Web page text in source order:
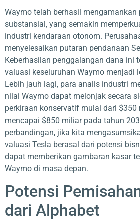
Waymo telah berhasil mengamankan
substansial, yang semakin
industri kendaraan otonom.
menyelesaikan putaran pendanaan
Keberhasilan penggalangan dana ini
valuasi keseluruhan Waymo menjadi
Lebih jauh lagi, para analis industri
nilai Waymo dapat melonjak secara
perkiraan konservatif mulai dari $350
mencapai $850 miliar pada tahun
perbandingan, jika kita
valuasi Tesla berasal dari potensi
dapat memberikan gambaran kasar
Waymo di masa depan.
Potensi
dari Alphabet